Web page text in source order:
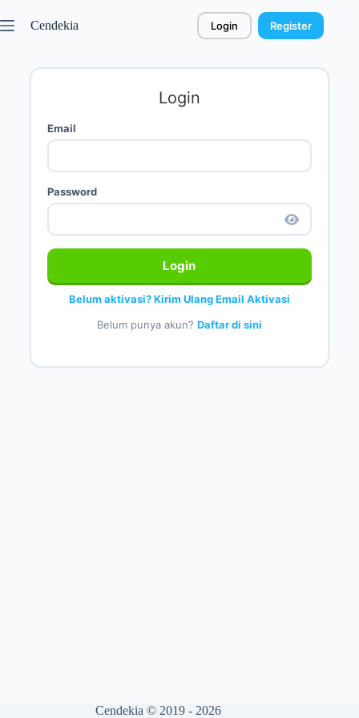
Cendekia Login Register
Login
Email
Password
Login
Belum aktivasi? Kirim Ulang Email Aktivasi
Belum punya akun? Daftar di sini
Cendekia © 2019 - 2026